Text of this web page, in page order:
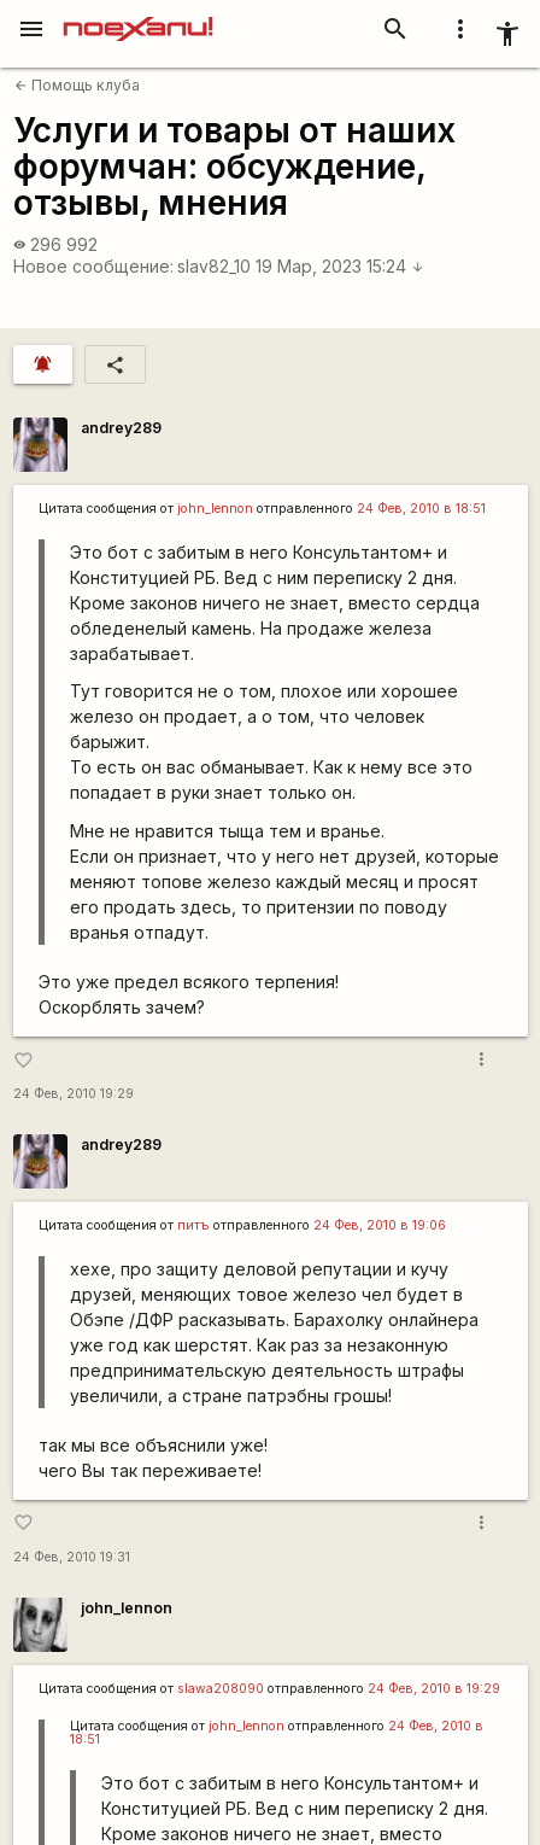
more_vert accessibility_new
search
menu
arrow_back Помощь клуба
Услуги и товары от наших
форумчан: обсуждение,
отзывы, мнения
visibility 296 992
Новое сообщение: slav82_10 19 Мар, 2023 15:24 arrow_downward
notifications_active share
andrey289
Цитата сообщения от john_lennon отправленного 24 Фев, 2010 в 18:51
Это бот с забитым в него Консультантом+ и
Конституцией РБ. Вед с ним переписку 2 дня.
Кроме законов ничего не знает, вместо сердца
обледенелый камень. На продаже железа
зарабатывает.
Тут говорится не о том, плохое или хорошее
железо он продает, а о том, что человек
барыжит.
То есть он вас обманывает. Как к нему все это
попадает в руки знает только он.
Мне не нравится тыща тем и вранье.
Если он признает, что у него нет друзей, которые
меняют топове железо каждый месяц и просят
его продать здесь, то притензии по поводу
вранья отпадут.
Это уже предел всякого терпения!
Оскорблять зачем?
favorite_border
24 Фев, 2010 19:29
more_vert
andrey289
Цитата сообщения от питъ отправленного 24 Фев, 2010 в 19:06
хехе, про защиту деловой репутации и кучу
друзей, меняющих товое железо чел будет в
Обэпе /ДФР расказывать. Барахолку онлайнера
уже год как шерстят. Как раз за незаконную
предпринимательскую деятельность штрафы
увеличили, а стране патрэбны грошы!
так мы все объяснили уже!
чего Вы так переживаете!
favorite_border
24 Фев, 2010 19:31
more_vert
john_lennon
Цитата сообщения от slawa208090 отправленного 24 Фев, 2010 в 19:29
Цитата сообщения от john_lennon отправленного 24 Фев, 2010 в
18:51
Это бот с забитым в него Консультантом+ и
Конституцией РБ. Вед с ним переписку 2 дня.
Кроме законов ничего не знает, вместо